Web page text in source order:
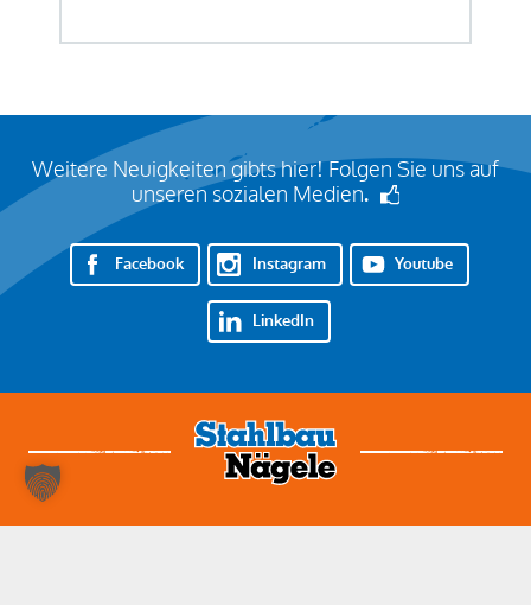
Weitere Neuigkeiten gibts hier! Folgen Sie uns auf
unseren sozialen Medien.
Facebook Instagram Youtube
LinkedIn